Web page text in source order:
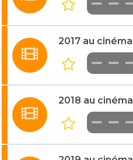
2017 au cinéma
2018 au cinéma